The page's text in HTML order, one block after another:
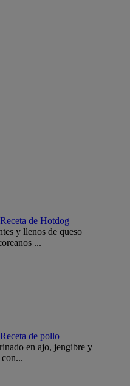
Receta de Hotdog
y llenos de queso
...
Receta de pollo
en ajo, jengibre y
con...